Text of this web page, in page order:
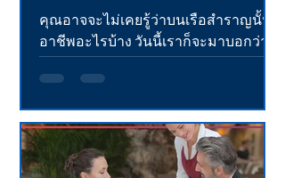
คุณอาจจะไม่เคยรู้ว่าบนเรือสำราญนั้นมี
อาชีพอะไรบ้าง วันนี้เราก็จะมาบอกว่า
อาชีพที่น่าสนใจ แต่ละอาชีพมีรายได้อยู่
ที่ประมาณเท่าไหร่...